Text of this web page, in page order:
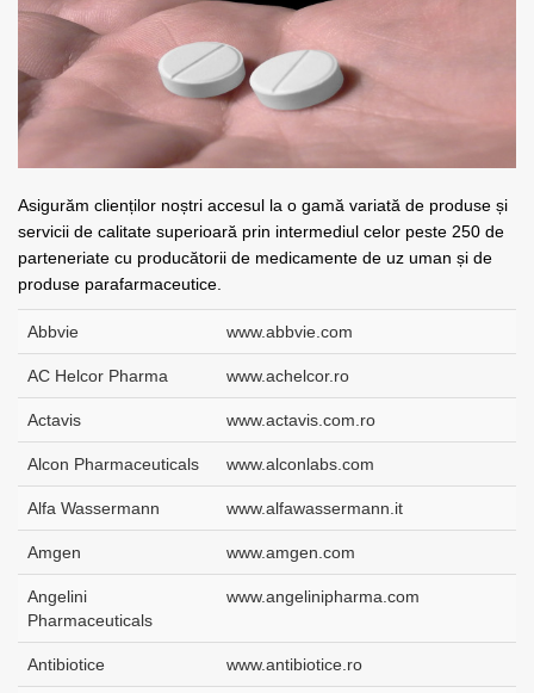
Asigurăm clienților noștri accesul la o gamă variată de produse și
servicii de calitate superioară prin intermediul celor peste 250 de
parteneriate cu producătorii de medicamente de uz uman și de
produse parafarmaceutice.
Abbvie www.abbvie.com
AC Helcor Pharma www.achelcor.ro
Actavis www.actavis.com.ro
Alcon Pharmaceuticals www.alconlabs.com
Alfa Wassermann www.alfawassermann.it
Amgen www.amgen.com
Angelini
Pharmaceuticals
www.angelinipharma.com
Antibiotice www.antibiotice.ro